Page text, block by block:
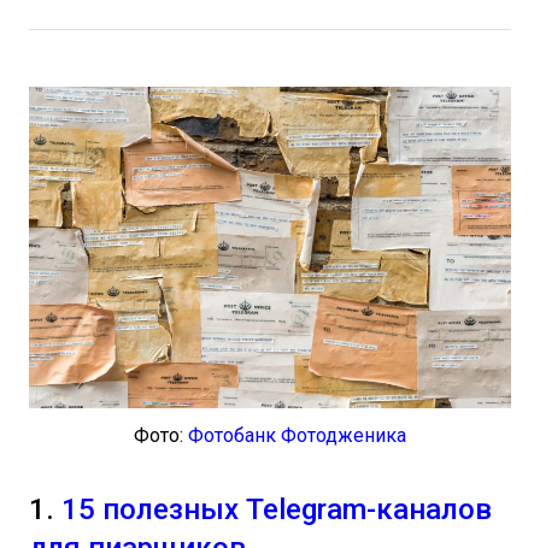
Фото: Фотобанк Фотодженика
1. 15 полезных Telegram-каналов